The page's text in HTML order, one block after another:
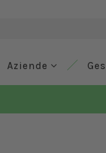
Aziende